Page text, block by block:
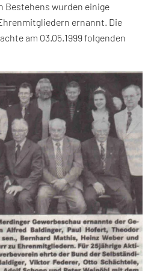
Bestehens wurden einige
ernannt. Die
am 03.05.1999 folgenden